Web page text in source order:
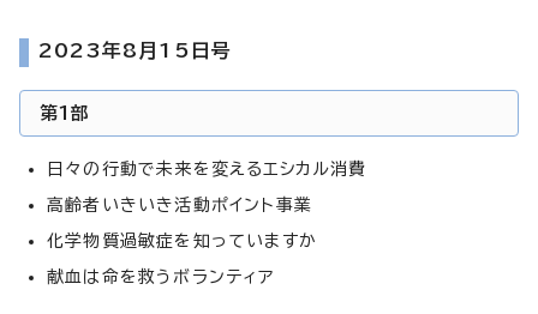
2023年8月15日号
第1部
日々の行動で未来を変えるエシカル消費
高齢者いきいき活動ポイント事業
化学物質過敏症を知っていますか
献血は命を救うボランティア